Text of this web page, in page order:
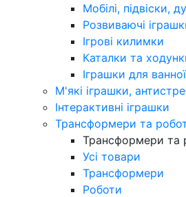
Мобілі, підвіски,
Розвиваючі
Ігрові килимки
Каталки та
Іграшки для ванної
М'які іграшки,
Інтерактивні іграшки
Трансформери та
Трансформери та
Усі товари
Трансформери
Роботи